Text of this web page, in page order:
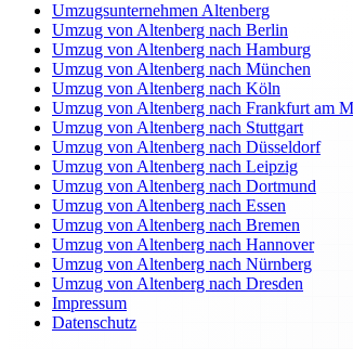
Umzugsunternehmen Altenberg
Umzug von Altenberg nach Berlin
Umzug von Altenberg nach Hamburg
Umzug von Altenberg nach München
Umzug von Altenberg nach Köln
Umzug von Altenberg nach Frankfurt am
Umzug von Altenberg nach Stuttgart
Umzug von Altenberg nach Düsseldorf
Umzug von Altenberg nach Leipzig
Umzug von Altenberg nach Dortmund
Umzug von Altenberg nach Essen
Umzug von Altenberg nach Bremen
Umzug von Altenberg nach Hannover
Umzug von Altenberg nach Nürnberg
Umzug von Altenberg nach Dresden
Impressum
Datenschutz